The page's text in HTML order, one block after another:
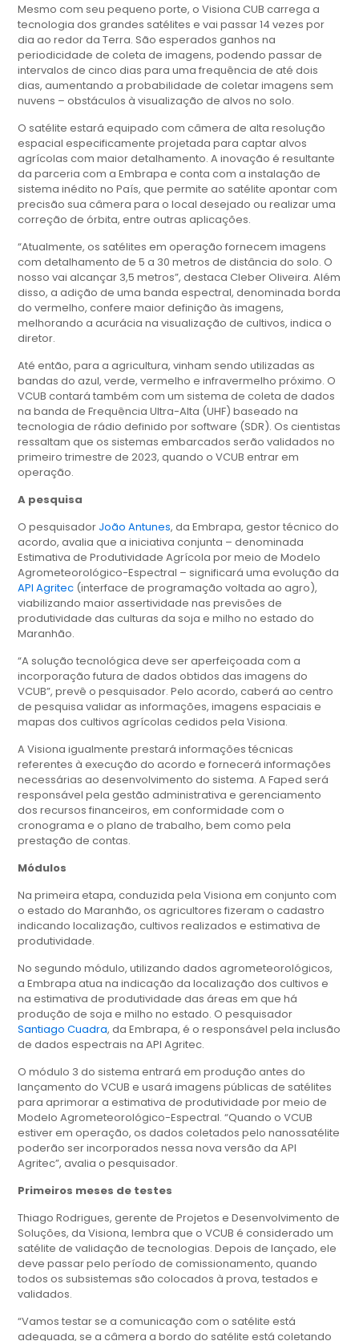
Mesmo com seu pequeno porte, o Visiona CUB carrega a
tecnologia dos grandes satélites e vai passar 14 vezes por
dia ao redor da Terra. São esperados ganhos na
periodicidade de coleta de imagens, podendo passar de
intervalos de cinco dias para uma frequência de até dois
dias, aumentando a probabilidade de coletar imagens sem
nuvens – obstáculos à visualização de alvos no solo.
O satélite estará equipado com câmera de alta resolução
espacial especificamente projetada para captar alvos
agrícolas com maior detalhamento. A inovação é resultante
da parceria com a Embrapa e conta com a instalação de
sistema inédito no País, que permite ao satélite apontar com
precisão sua câmera para o local desejado ou realizar uma
correção de órbita, entre outras aplicações.
“Atualmente, os satélites em operação fornecem imagens
com detalhamento de 5 a 30 metros de distância do solo. O
nosso vai alcançar 3,5 metros”, destaca Cleber Oliveira. Além
disso, a adição de uma banda espectral, denominada borda
do vermelho, confere maior definição às imagens,
melhorando a acurácia na visualização de cultivos, indica o
diretor.
Até então, para a agricultura, vinham sendo utilizadas as
bandas do azul, verde, vermelho e infravermelho próximo. O
VCUB contará também com um sistema de coleta de dados
na banda de Frequência Ultra-Alta (UHF) baseado na
tecnologia de rádio definido por software (SDR). Os cientistas
ressaltam que os sistemas embarcados serão validados no
primeiro trimestre de 2023, quando o VCUB entrar em
operação.
A pesquisa
O pesquisador João Antunes, da Embrapa, gestor técnico do
acordo, avalia que a iniciativa conjunta – denominada
Estimativa de Produtividade Agrícola por meio de Modelo
Agrometeorológico-Espectral – significará uma evolução da
API Agritec (interface de programação voltada ao agro),
viabilizando maior assertividade nas previsões de
produtividade das culturas da soja e milho no estado do
Maranhão.
“A solução tecnológica deve ser aperfeiçoada com a
incorporação futura de dados obtidos das imagens do
VCUB”, prevê o pesquisador. Pelo acordo, caberá ao centro
de pesquisa validar as informações, imagens espaciais e
mapas dos cultivos agrícolas cedidos pela Visiona.
A Visiona igualmente prestará informações técnicas
referentes à execução do acordo e fornecerá informações
necessárias ao desenvolvimento do sistema. A Faped será
responsável pela gestão administrativa e gerenciamento
dos recursos financeiros, em conformidade com o
cronograma e o plano de trabalho, bem como pela
prestação de contas.
Módulos
Na primeira etapa, conduzida pela Visiona em conjunto com
o estado do Maranhão, os agricultores fizeram o cadastro
indicando localização, cultivos realizados e estimativa de
produtividade.
No segundo módulo, utilizando dados agrometeorológicos,
a Embrapa atua na indicação da localização dos cultivos e
na estimativa de produtividade das áreas em que há
produção de soja e milho no estado. O pesquisador
Santiago Cuadra, da Embrapa, é o responsável pela inclusão
de dados espectrais na API Agritec.
O módulo 3 do sistema entrará em produção antes do
lançamento do VCUB e usará imagens públicas de satélites
para aprimorar a estimativa de produtividade por meio de
Modelo Agrometeorológico-Espectral. “Quando o VCUB
estiver em operação, os dados coletados pelo nanossatélite
poderão ser incorporados nessa nova versão da API
Agritec”, avalia o pesquisador.
Primeiros meses de testes
Thiago Rodrigues, gerente de Projetos e Desenvolvimento de
Soluções, da Visiona, lembra que o VCUB é considerado um
satélite de validação de tecnologias. Depois de lançado, ele
deve passar pelo período de comissionamento, quando
todos os subsistemas são colocados à prova, testados e
validados.
“Vamos testar se a comunicação com o satélite está
adequada, se a câmera a bordo do satélite está coletando